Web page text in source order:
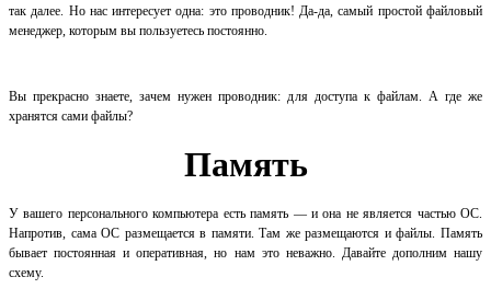
так далее. Но нас интересует одна: это проводник! Да-да, самый простой файловый
менеджер, которым вы пользуетесь постоянно.
Вы прекрасно знаете, зачем нужен проводник: для доступа к файлам. А где же
хранятся сами файлы?
Память
У вашего персонального компьютера есть память — и она не является частью ОС.
Напротив, сама ОС размещается в памяти. Там же размещаются и файлы. Память
бывает постоянная и оперативная, но нам это неважно. Давайте дополним нашу
схему.